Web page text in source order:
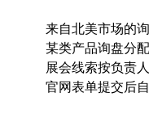
来自北美市场的
某类产品询盘分
展会线索按负责
官网表单提交后